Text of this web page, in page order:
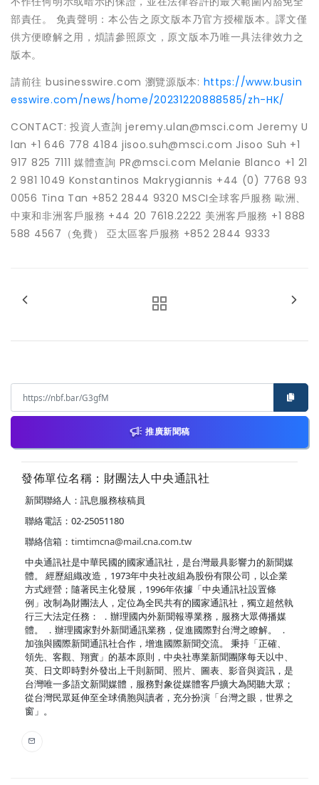
部責任。 免責聲明：本公告之原文版本乃官方授權版本。譯文僅
供方便瞭解之用，煩請參照原文，原文版本乃唯一具法律效力之
版本。
請前往 businesswire.com 瀏覽源版本: https://www.busin
esswire.com/news/home/20231220888585/zh-HK/
CONTACT: 投資人查詢 jeremy.ulan@msci.com Jeremy U
lan +1 646 778 4184 jisoo.suh@msci.com Jisoo Suh +1
917 825 7111 媒體查詢 PR@msci.com Melanie Blanco +1 21
2 981 1049 Konstantinos Makrygiannis +44 (0) 7768 93
0056 Tina Tan +852 2844 9320 MSCI全球客戶服務 歐洲、
中東和非洲客戶服務 +44 20 7618.2222 美洲客戶服務 +1 888
588 4567（免費） 亞太區客戶服務 +852 2844 9333
推廣新聞稿
發佈單位名稱：財團法人中央通訊社
新聞聯絡人：訊息服務核稿員
聯絡電話：02-25051180
聯絡信箱： timtimcna@mail.cna.com.tw
中央通訊社是中華民國的國家通訊社，是台灣最具影響力的新聞媒
體。 經歷組織改造，1973年中央社改組為股份有限公司，以企業
方式經營；隨著民主化發展，1996年依據「中央通訊社設置條
例」改制為財團法人，定位為全民共有的國家通訊社，獨立超然執
行三大法定任務： ．辦理國內外新聞報導業務，服務大眾傳播媒
體。 ．辦理國家對外新聞通訊業務，促進國際對台灣之瞭解。 ．
加強與國際新聞通訊社合作，增進國際新聞交流。 秉持「正確、
領先、客觀、翔實」的基本原則，中央社專業新聞團隊每天以中、
英、日文即時對外發出上千則新聞、照片、圖表、影音與資訊，是
台灣唯一多語文新聞媒體，服務對象從媒體客戶擴大為閱聽大眾；
從台灣民眾延伸至全球僑胞與讀者，充分扮演「台灣之眼，世界之
窗」。